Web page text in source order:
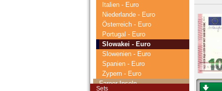
Italien - Euro
Niederlande - Euro
Österreich - Euro
Portugal - Euro
Slowakei - Euro
Slowenien - Euro
Spanien - Euro
Zypern - Euro
Faroer Inseln
Sets